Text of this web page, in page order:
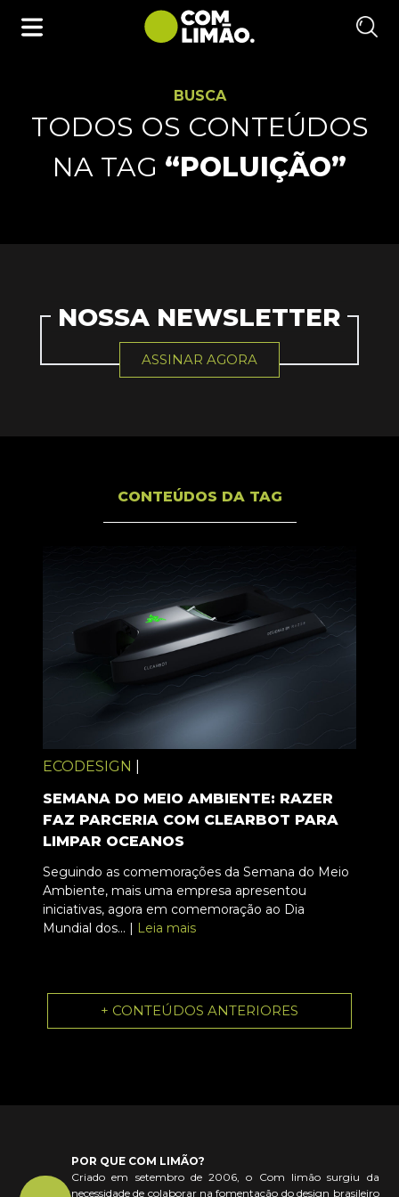
BUSCA
TODOS OS CONTEÚDOS
NA TAG “POLUIÇÃO”
NOSSA NEWSLETTER
ASSINAR AGORA
CONTEÚDOS DA TAG
ECODESIGN
SEMANA DO MEIO AMBIENTE: RAZER
FAZ PARCERIA COM CLEARBOT PARA
LIMPAR OCEANOS
Seguindo as comemorações da Semana do Meio
Ambiente, mais uma empresa apresentou
iniciativas, agora em comemoração ao Dia
Mundial dos... |
Leia mais
+ CONTEÚDOS ANTERIORES
POR QUE COM LIMÃO?
Criado em setembro de 2006, o Com limão surgiu da
necessidade de colaborar na fomentação do design brasileiro